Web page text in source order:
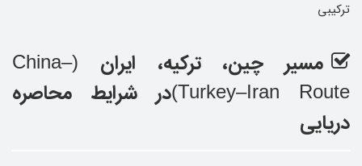
ترکیبی
مسیر چین، ترکیه، ایران
(China–
Turkey–Iran Route) در شرایط محاصره
دریایی